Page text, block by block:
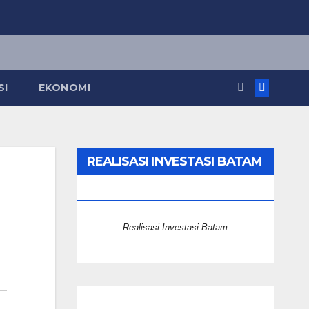
EKONOMI
REALISASI INVESTASI BATAM
Realisasi Investasi Batam